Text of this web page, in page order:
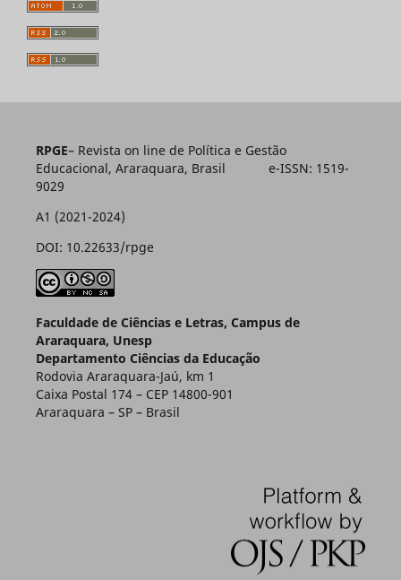
RPGE– Revista on line de Política e Gestão
Educacional, Araraquara, Brasil e-ISSN: 1519-
9029
A1 (2021-2024)
DOI: 10.22633/rpge
Faculdade de Ciências e Letras, Campus de
Araraquara, Unesp
Departamento Ciências da Educação
Rodovia Araraquara-Jaú, km 1
Caixa Postal 174 – CEP 14800-901
Araraquara – SP – Brasil